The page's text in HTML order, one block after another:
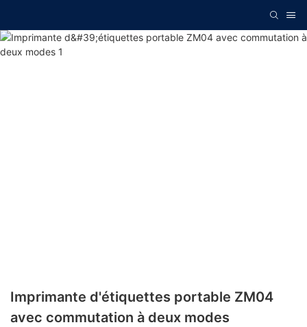
Imprimante d'étiquettes portable ZM04
avec commutation à deux modes